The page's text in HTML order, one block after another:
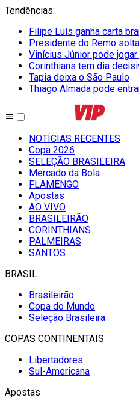
Tendências:
Filipe Luís ganha carta
Presidente do Remo
Vinícius Júnior pode jogar
Corinthians tem dia
Tapia deixa o São Paulo
Thiago Almada pode
NOTÍCIAS RECENTES
Copa 2026
SELEÇÃO BRASILEIRA
Mercado da Bola
FLAMENGO
Apostas
AO VIVO
BRASILEIRÃO
CORINTHIANS
PALMEIRAS
SANTOS
BRASIL
Brasileirão
Copa do Mundo
Seleção Brasileira
COPAS CONTINENTAIS
Libertadores
Sul-Americana
Apostas